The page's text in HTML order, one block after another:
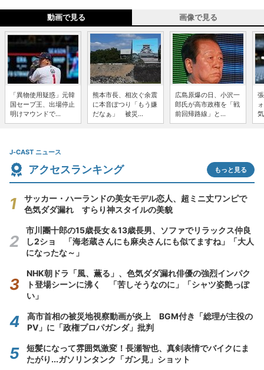
動画で見る 画像で見る
「異物使用疑惑」元韓
国セーブ王、出場停止
明けマウンドで...
熊本市長、相次ぐ余震
に本音ぽつり「もう嫌
だなぁ」 被災...
広島原爆の日、小沢一
郎氏が高市政権を「戦
前回帰路線」と...
J-CAST ニュース
アクセスランキング もっと見る
サッカー・ハーランドの美女モデル恋人、超ミニ丈ワンピで
色気ダダ漏れ すらり神スタイルの美貌
市川團十郎の15歳長女＆13歳長男、ソファでリラックス仲良
し2ショ 「海老蔵さんにも麻央さんにも似てますね」「大人
になったな～」
NHK朝ドラ「風、薫る」、色気ダダ漏れ俳優の強烈インパク
ト登場シーンに沸く 「苦しそうなのに」「シャツ姿艶っぽ
い」
高市首相の被災地視察動画が炎上 BGM付き「総理が主役の
PV」に「政権プロパガンダ」批判
短髪になって雰囲気激変！長瀬智也、真剣表情でバイクにま
たがり...ガソリンタンク「ガン見」ショット